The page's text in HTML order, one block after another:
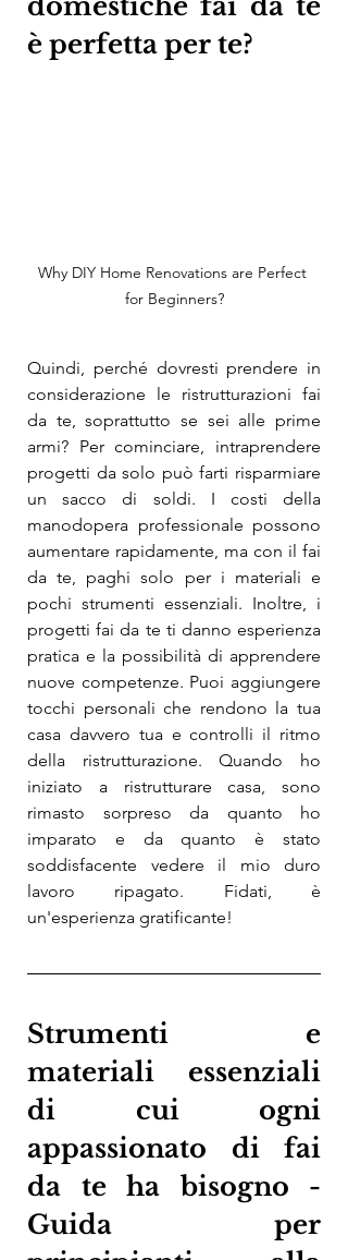
è perfetta per te?
Why DIY Home Renovations are Perfect
for Beginners?
Quindi, perché dovresti prendere in
considerazione le ristrutturazioni fai
da te, soprattutto se sei alle prime
armi? Per cominciare, intraprendere
progetti da solo può farti risparmiare
un sacco di soldi. I costi della
manodopera professionale possono
aumentare rapidamente, ma con il fai
da te, paghi solo per i materiali e
pochi strumenti essenziali. Inoltre, i
progetti fai da te ti danno esperienza
pratica e la possibilità di apprendere
nuove competenze. Puoi aggiungere
tocchi personali che rendono la tua
casa davvero tua e controlli il ritmo
della ristrutturazione. Quando ho
iniziato a ristrutturare casa, sono
rimasto sorpreso da quanto ho
imparato e da quanto è stato
soddisfacente vedere il mio duro
lavoro ripagato. Fidati, è
un'esperienza gratificante!
Strumenti e
materiali essenziali
di cui ogni
appassionato di fai
da te ha bisogno -
Guida per